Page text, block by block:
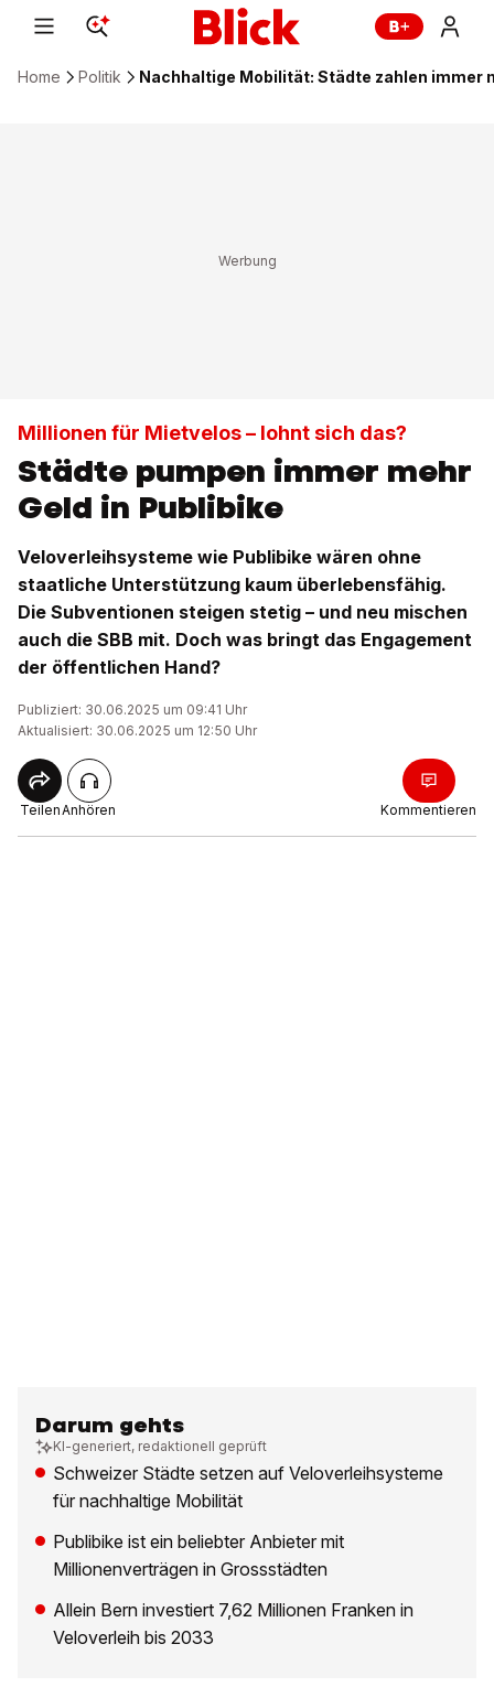
Home Politik Nachhaltige Mobilität: Städte zahlen immer
Millionen für Mietvelos – lohnt sich das?
Städte pumpen immer mehr
Geld in Publibike
Veloverleihsysteme wie Publibike wären ohne
staatliche Unterstützung kaum überlebensfähig.
Die Subventionen steigen stetig – und neu mischen
auch die SBB mit. Doch was bringt das Engagement
der öffentlichen Hand?
Publiziert: 30.06.2025 um 09:41 Uhr
Aktualisiert: 30.06.2025 um 12:50 Uhr
TeilenAnhören Kommentieren
Darum gehts
KI-generiert, redaktionell geprüft
Schweizer Städte setzen auf Veloverleihsysteme
für nachhaltige Mobilität
Publibike ist ein beliebter Anbieter mit
Millionenverträgen in Grossstädten
Allein Bern investiert 7,62 Millionen Franken in
Veloverleih bis 2033